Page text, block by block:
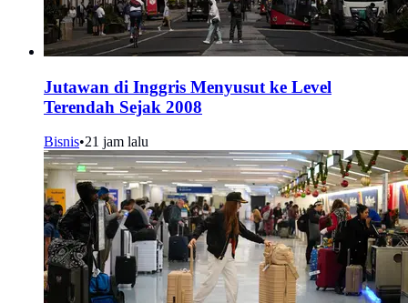
Jutawan di Inggris Menyusut ke Level
Terendah Sejak 2008
Bisnis•21 jam lalu